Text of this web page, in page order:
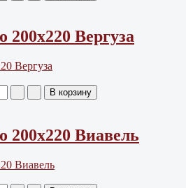
Вергуза
200х220 Виавель